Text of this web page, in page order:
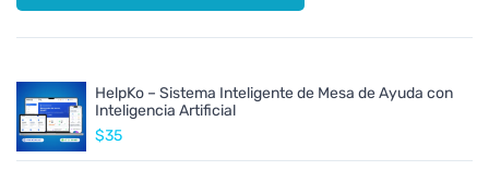
HelpKo – Sistema Inteligente de Mesa de Ayuda con
Inteligencia Artificial
$35